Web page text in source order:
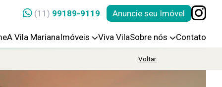
(11) 99189-9119 Anuncie seu Imóvel
A Vila MarianaImóveis Viva VilaSobre nós Contato
Voltar